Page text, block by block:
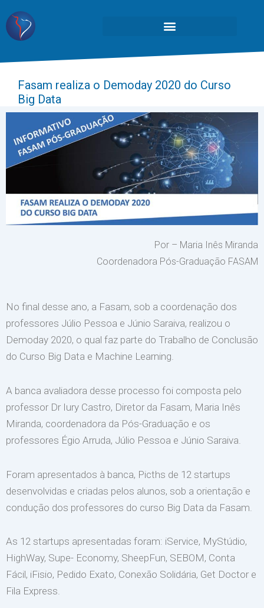
Fasam realiza o Demoday 2020 do Curso
Big Data
Por – Maria Inês Miranda
Coordenadora Pós-Graduação FASAM
No final desse ano, a Fasam, sob a coordenação dos
professores Júlio Pessoa e Júnio Saraiva, realizou o
Demoday 2020, o qual faz parte do Trabalho de Conclusão
do Curso Big Data e Machine Learning.
A banca avaliadora desse processo foi composta pelo
professor Dr Iury Castro, Diretor da Fasam, Maria Inês
Miranda, coordenadora da Pós-Graduação e os
professores Égio Arruda, Júlio Pessoa e Júnio Saraiva.
Foram apresentados à banca, Picths de 12 startups
desenvolvidas e criadas pelos alunos, sob a orientação e
condução dos professores do curso Big Data da Fasam.
As 12 startups apresentadas foram: iService, MyStúdio,
HighWay, Supe- Economy, SheepFun, SEBOM, Conta
Fácil, iFisio, Pedido Exato, Conexão Solidária, Get Doctor e
Fila Express.